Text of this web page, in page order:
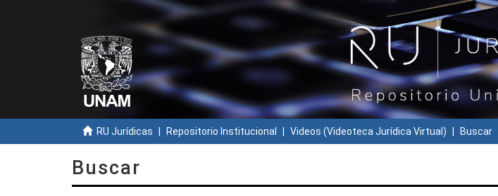
RU Jurídicas Repositorio Institucional Videos (Videoteca Jurídica Virtual) Buscar
Buscar